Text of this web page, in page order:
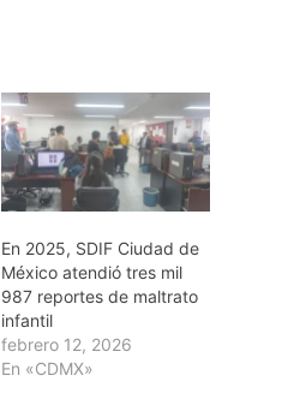
En 2025, SDIF Ciudad de
México atendió tres mil
987 reportes de maltrato
infantil
febrero 12, 2026
En «CDMX»